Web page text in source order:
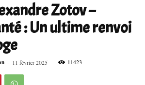
Zotov –
: Un ultime renvoi
- 11 février 2025 11423